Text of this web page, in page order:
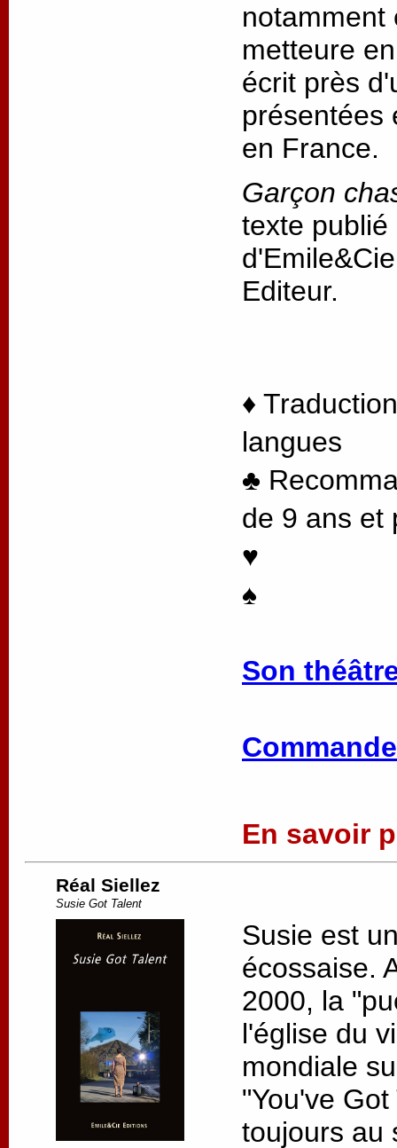
notamment
metteure
écrit près
présentées
en France.
Garçon
texte
Editeur.
♦
langues
♣
de 9 ans et
♥
♠
Son
En savoir
Réal Siellez
Susie Got Talent
Susie est
écossaise.
2000, la
l'église du
mondiale
"You've
toujours au